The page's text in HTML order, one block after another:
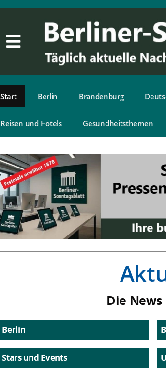
Start Berlin Brandenburg
Reisen und Hotels Gesundheitsthemen
Die News
Berlin
Stars und Events